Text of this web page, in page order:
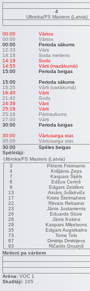
4
Ulbroka/FS Masters (Latvia)
00:00 Vārtos
00:00
Vārtos
00:00
Perioda sākums
12:33
Vārti
14:18
Soda metiens
14:18
Sods
14:55
Vārti (mazākumā)
15:00
Perioda beigas
15:00
Perioda sākums
15:25
Vārti (vairākumā)
16:40
Vārti
21:42
Sods
24:39
Vārti
25:16
Vārti
25:16
Pārtraukums
27:00
Vārti
30:00
Perioda beigas
30:00
Vārtusarga stat.
30:00
Vārtusarga stat.
30:00
Spēles beigas
Spēlētāji:
Ulbroka/FS Masters (Latvia)
3
Pēteris Freimanis
4
Krišjānis Zeps
7
Kaspars Šķēls
8
Edžus Ceriņš
9
Edgars Zeidlers
13
Ainārs Juškēvičs
17
Krists Štelmahers
22
Ritvars Rebainis
23
Jānis Justaments
26
Eduards Stūre
28
Jānis Kokins
29
Kaspars Miķelsons
35
Edgars Augstkalns
73
Toms Tolo
87
Dmitrijs Dmitrijevs
93
Ričards Gruziņš
Metieni pa vārtiem
Arēna: VOC 1
Skatītāji: 105